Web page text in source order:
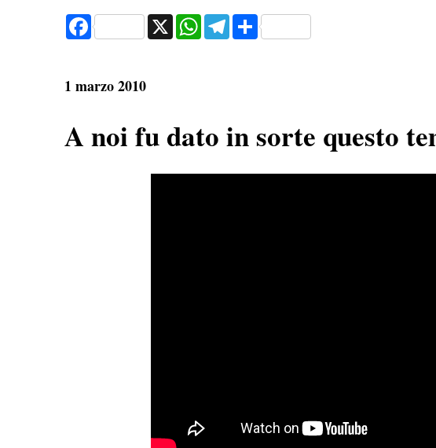
F
a
o
o
X
W
T
S
h
1 marzo 2010
A noi fu dato in sorte questo